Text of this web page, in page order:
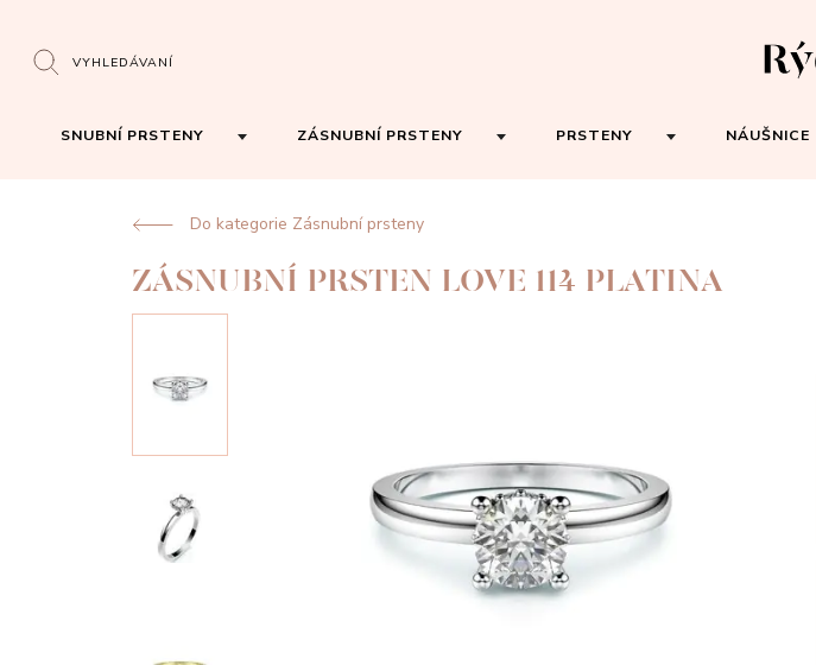
VYHLEDÁVANÍ
SNUBNÍ PRSTENY ZÁSNUBNÍ PRSTENY PRSTENY NÁUŠNICE
Do kategorie Zásnubní prsteny
ZÁSNUBNÍ PRSTEN LOVE 114 PLATINA